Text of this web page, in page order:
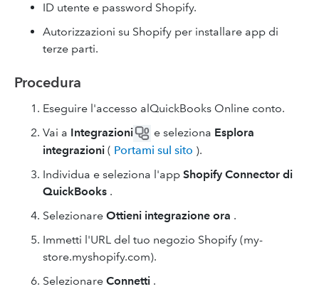
ID utente e password Shopify.
Autorizzazioni su Shopify per installare app di
terze parti.
Procedura
Eseguire l'accesso alQuickBooks Online conto.
Vai a Integrazioni e seleziona Esplora
integrazioni ( Portami sul sito ).
Individua e seleziona l'app Shopify Connector di
QuickBooks .
Selezionare Ottieni integrazione ora .
Immetti l'URL del tuo negozio Shopify (my-
store.myshopify.com).
Selezionare Connetti .